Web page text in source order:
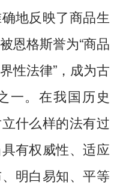
地反映了商品生
恩格斯誉为“商品
性法律”，成为古
一。在我国历史
什么样的法有过
有权威性、适应
明白易知、平等